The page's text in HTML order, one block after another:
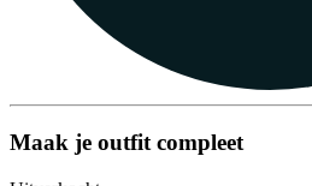
Maak je outfit compleet